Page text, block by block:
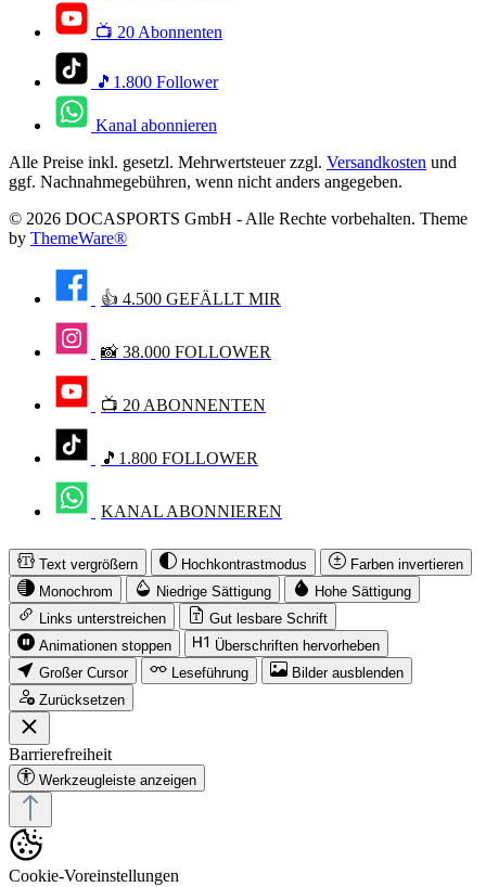
📺 20 Abonnenten
🎵1.800 Follower
Kanal abonnieren
Alle Preise inkl. gesetzl. Mehrwertsteuer zzgl. Versandkosten und
ggf. Nachnahmegebühren, wenn nicht anders angegeben.
© 2026 DOCASPORTS GmbH - Alle Rechte vorbehalten. Theme
by ThemeWare®
👍 4.500 GEFÄLLT MIR
📸 38.000 FOLLOWER
📺 20 ABONNENTEN
🎵1.800 FOLLOWER
KANAL ABONNIEREN
Text vergrößern Hochkontrastmodus
Farben invertieren
Monochrom
Niedrige Sättigung
Hohe Sättigung
Links unterstreichen
Gut lesbare Schrift
Animationen stoppen
Überschriften hervorheben
Großer Cursor
Leseführung
Bilder ausblenden
Zurücksetzen
Barrierefreiheit
Werkzeugleiste anzeigen
Cookie-Voreinstellungen